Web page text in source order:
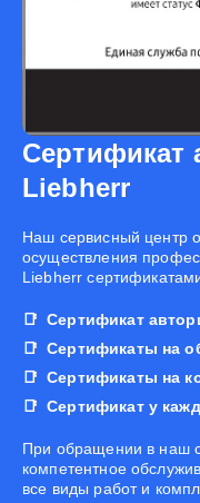
Сертификат
Liebherr
Наш сервисный центр
осуществления
Liebherr
Сертификат
Сертификаты на
Сертификаты на
Сертификат у
При обращении в наш
компетентное
все виды работ и